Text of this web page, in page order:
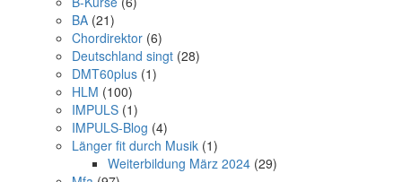
BA (21)
Chordirektor (6)
Deutschland singt (28)
DMT60plus (1)
HLM (100)
IMPULS (1)
IMPULS-Blog (4)
Länger fit durch Musik (1)
Weiterbildung März 2024 (29)